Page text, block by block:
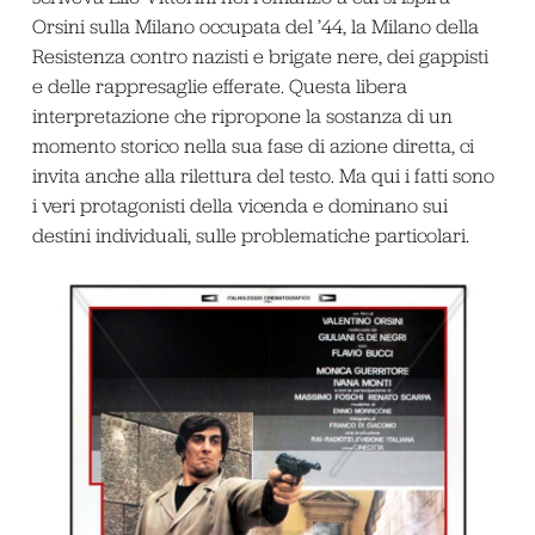
Orsini sulla Milano occupata del ’44, la Milano della
Resistenza contro nazisti e brigate nere, dei gappisti
e delle rappresaglie efferate. Questa libera
interpretazione che ripropone la sostanza di un
momento storico nella sua fase di azione diretta, ci
invita anche alla rilettura del testo. Ma qui i fatti sono
i veri protagonisti della vicenda e dominano sui
destini individuali, sulle problematiche particolari.